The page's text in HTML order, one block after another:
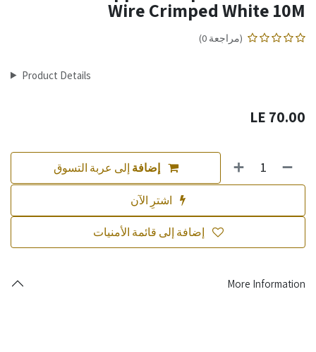
Wire Crimped White 10M
(مراجعة 0)
Product Details
70.00
إضافة إلى عربة التسوق
إضافة إلى قائمة الأمنيات
More Information